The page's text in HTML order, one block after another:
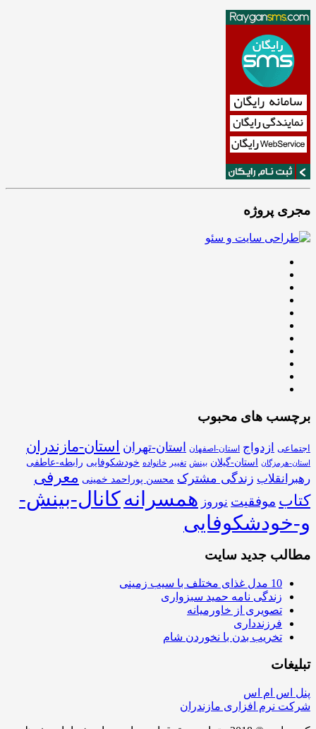
مجری پروژه
برچسب های محبوب
اجتماعی ازدواج استان-اصفهان استان-تهران استان-مازندران
استان-هرمزگان استان-گیلان بینش تغییر خانواده خودشکوفایی رابطه-عاطفی
رهبرانقلاب زندگی مشترک محسن پوراحمد خمینی معرفی
کتاب موفقیت نوروز همسرانهکانال-بینش-
و-خودشکوفایی
مطالب جدید سایت
10 مدل غذای مختلف با سیب زمینی
زندگی نامه حمید سبزواری
تصویری از خاورمیانه
فرزندداری
تخریب بدن با نخوردن شام
تبلیغات
پنل اس ام اس
شرکت نرم افزاری مازندران